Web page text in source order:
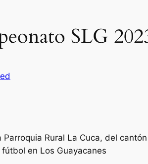
SLG
Rural La Cuca, del
en Los Guayacanes